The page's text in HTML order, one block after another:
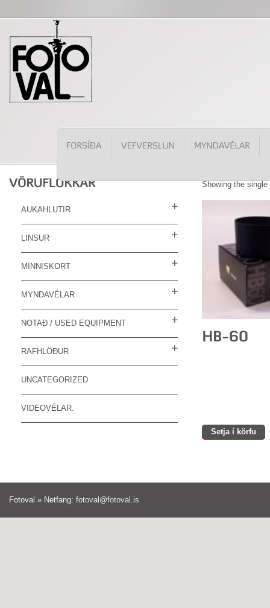
Showing the single
Setja í körfu
AUKAHLUTIR
LINSUR
MINNISKORT
MYNDAVÉLAR
NOTAÐ / USED EQUIPMENT
RAFHLÖÐUR
UNCATEGORIZED
VIDEOVÉLAR.
Fotoval » Netfang: fotoval@fotoval.is